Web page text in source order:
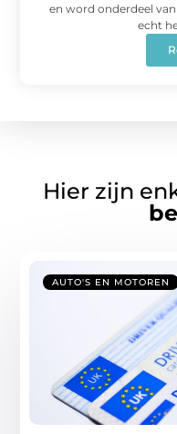
en word onderdeel
echt
Hier zijn
AUTO'S EN MOTOREN